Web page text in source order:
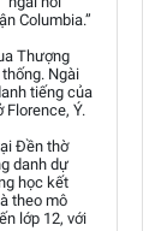
Columbia.”
Thượng
Ngài
tiếng của
Ý.
Đền thờ
danh dự
học kết
theo mô
lớp 12, với